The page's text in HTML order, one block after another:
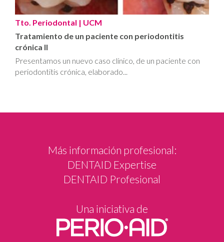
Tto. Periodontal | UCM
Tratamiento de un paciente con periodontitis
crónica II
Presentamos un nuevo caso clínico, de un paciente con
periodontitis crónica, elaborado...
Más información profesional:
DENTAID Expertise
DENTAID Profesional
Una iniciativa de